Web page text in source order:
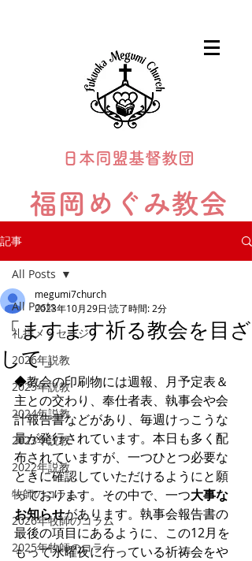
日本同盟基督教団
福岡めぐみ教会
記事
All Posts
礼拝メッセージ
2026年説教
2025年説教
2024年説教
2023年説教
2022年説教
牧師のコラム
2026年牧師のコラム
2025年牧師のコラム
All Posts
「ますます祈る教会を目ざ
して」
megumi7church
2023年10月29日 読了時間: 2分
◆教会の印刷物には週報、月予定表＆
主との交わり、奉仕者表、執事会や会
計報告書などがあり、毎週けっこうな
量が発行されています。本日も多く配
布されていますが、一つひとつ必要な
ときに確認していただけるようにと願
っております。その中で、一つ大事な
お知らせがあります。執事会報告書の
最後の項目にあるように、この12月を
もって水曜夜に行っている祈祷会をや